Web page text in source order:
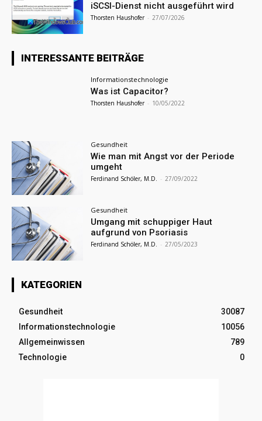
iSCSI-Dienst nicht ausgeführt wird
Thorsten Haushofer - 27/07/2026
INTERESSANTE BEITRÄGE
Informationstechnologie
Was ist Capacitor?
Thorsten Haushofer - 10/05/2022
Gesundheit
Wie man mit Angst vor der Periode
umgeht
Ferdinand Schöler, M.D. - 27/09/2022
Gesundheit
Umgang mit schuppiger Haut
aufgrund von Psoriasis
Ferdinand Schöler, M.D. - 27/05/2023
KATEGORIEN
Gesundheit
30087
Informationstechnologie
10056
Allgemeinwissen
789
Technologie
0